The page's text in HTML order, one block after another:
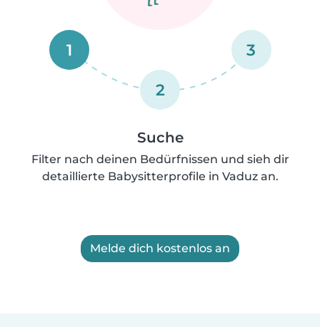
1
2
3
Suche
Filter nach deinen Bedürfnissen und sieh dir
detaillierte Babysitterprofile in Vaduz an.
Melde dich kostenlos an